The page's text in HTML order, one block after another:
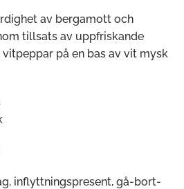
av bergamott och
tillsats av uppfriskande
på en bas av vit mysk
inflyttningspresent, gå-bort-